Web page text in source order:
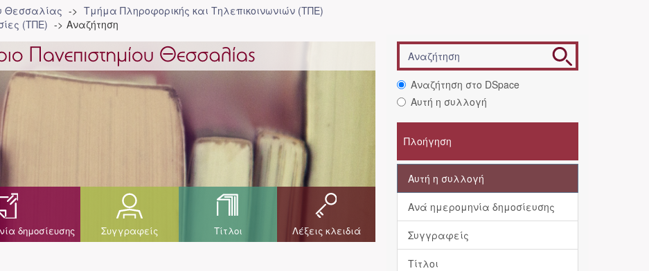
Θεσσαλίας
Τμήμα Πληροφορικής και Τηλεπικοινωνιών (ΤΠΕ)
(ΤΠΕ)
Αναζήτηση
δημοσίευσης Συγγραφείς Τίτλοι Λέξεις κλειδιά
Αναζήτηση στο DSpace
Αυτή η συλλογή
Πλοήγηση
Αυτή η συλλογή
Ανά ημερομηνία δημοσίευσης
Συγγραφείς
Τίτλοι